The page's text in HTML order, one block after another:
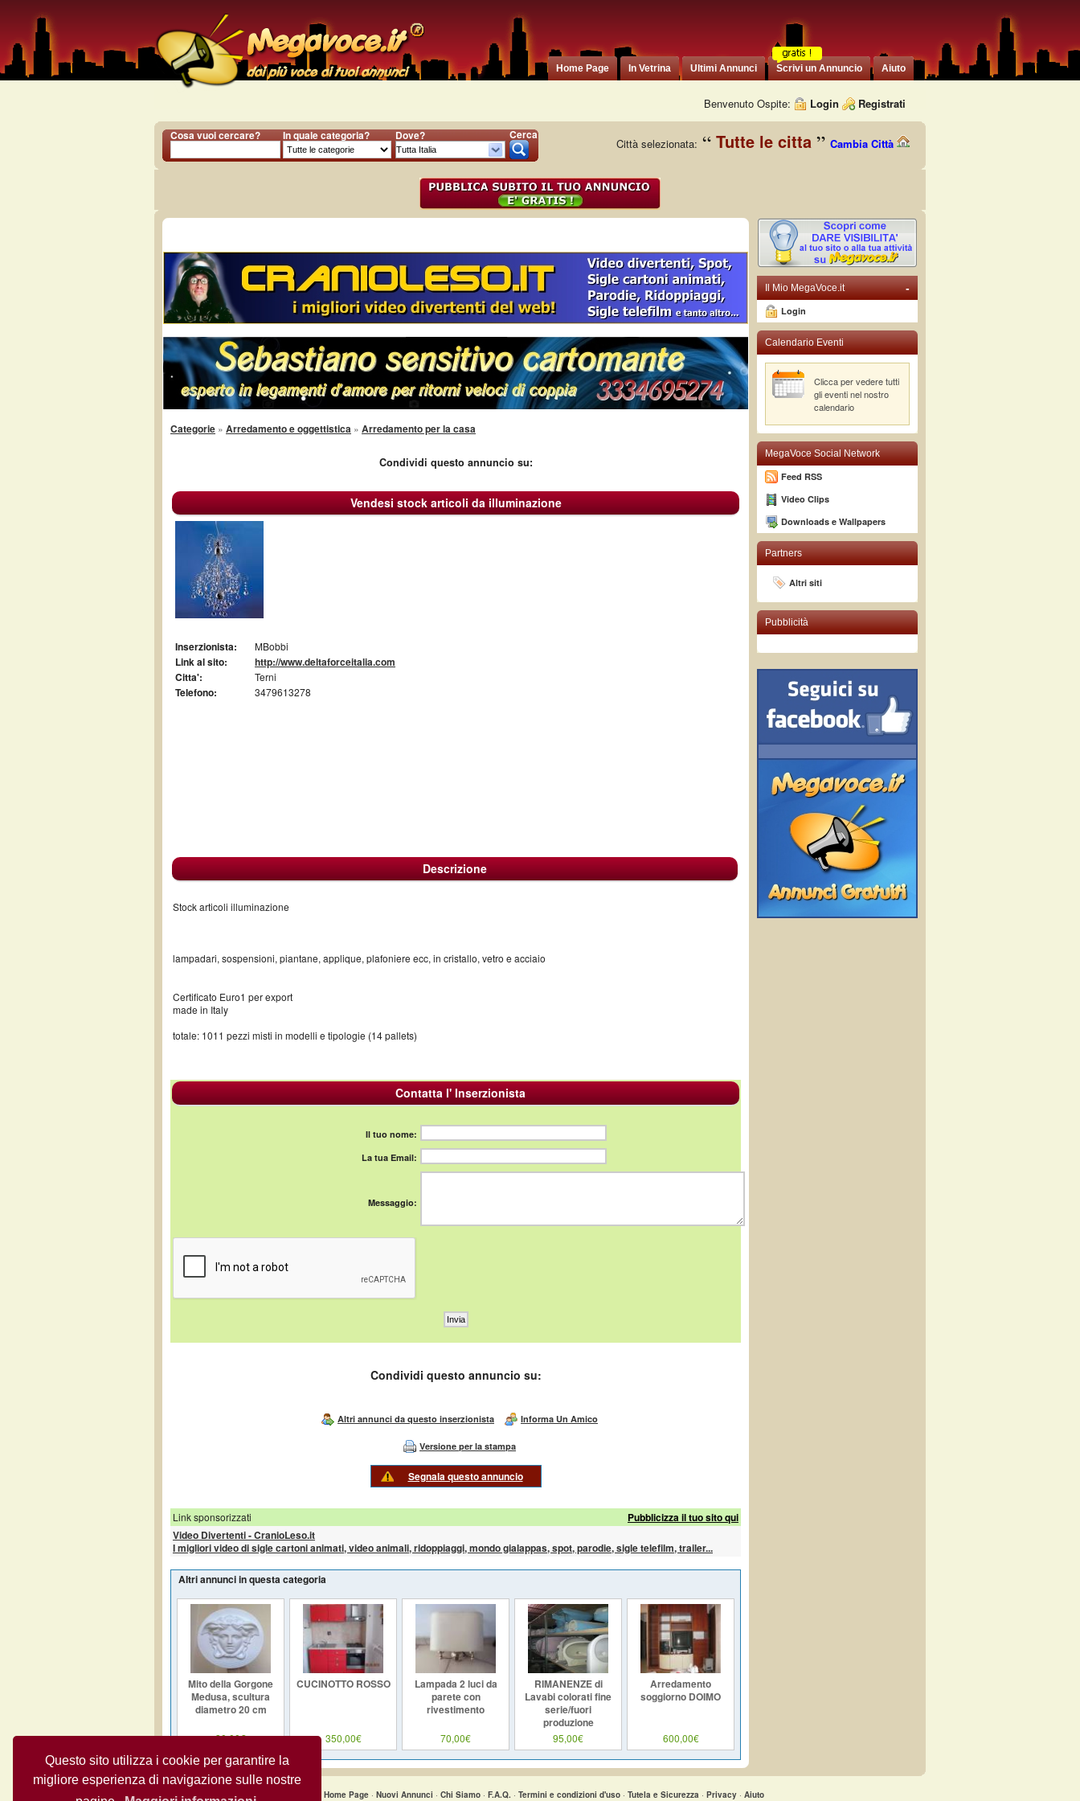
Questo sito utilizza i cookie per garantire la
migliore esperienza di navigazione sulle nostre
Home Page In Vetrina Ultimi Annunci Scrivi un Annuncio Aiuto
Benvenuto Ospite: Login Registrati
Cosa vuoi cercare? In quale categoria? Dove? Cerca
Città selezionata: Tutte le citta Cambia Città
Categorie » Arredamento e oggettistica » Arredamento per la casa
Condividi questo annuncio su:
Vendesi stock articoli da illuminazione
Inserzionista: MBobbi
Link al sito:
http://www.deltaforceitalia.com
Citta':
Terni
Telefono: 3479613278
Descrizione
Stock articoli illuminazione
lampadari, sospensioni, piantane, applique, plafoniere ecc, in cristallo, vetro e acciaio
Certificato Euro1 per export
made in Italy
totale: 1011 pezzi misti in modelli e tipologie (14 pallets)
Contatta l' Inserzionista
Il tuo nome:
La tua Email:
Messaggio:
Condividi questo annuncio su:
Altri annunci da questo inserzionista Informa Un Amico
Versione per la stampa
Segnala questo annuncio
Link sponsorizzati
Pubblicizza il tuo sito qui
Video Divertenti - CranioLeso.it
I migliori video di sigle cartoni animati, video animali, ridoppiaggi, mondo gialappas, spot, parodie, sigle telefilm, trailer...
Altri annunci in questa categoria
Mito della Gorgone
Medusa, scultura
diametro 20 cm
30,00€
CUCINOTTO ROSSO
350,00€
Lampada 2 luci da
parete con
rivestimento
70,00€
RIMANENZE di
Lavabi colorati fine
serie/fuori
produzione
95,00€
Arredamento
soggiorno DOIMO
600,00€
-
Il Mio MegaVoce.it
Login
Calendario Eventi
Clicca per vedere tutti
gli eventi nel nostro
calendario
MegaVoce Social Network
Feed RSS
Video Clips
Downloads e Wallpapers
Partners
Altri siti
Pubblicità
Home Page · Nuovi Annunci · Chi Siamo · F.A.Q. · Termini e condizioni d'uso · Tutela e Sicurezza · Privacy · Aiuto